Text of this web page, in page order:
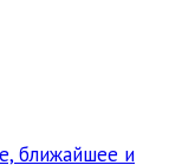
ближайшее и